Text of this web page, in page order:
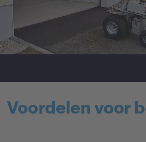
Voordelen voor